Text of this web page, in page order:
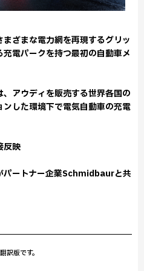
ざまな電力網を再現するグリッ
充電パークを持つ最初の自動車メ
アウディを販売する世界各国の
した環境下で電気自動車の充電
反映
パートナー企業Schmidbaurと共
訳版です。